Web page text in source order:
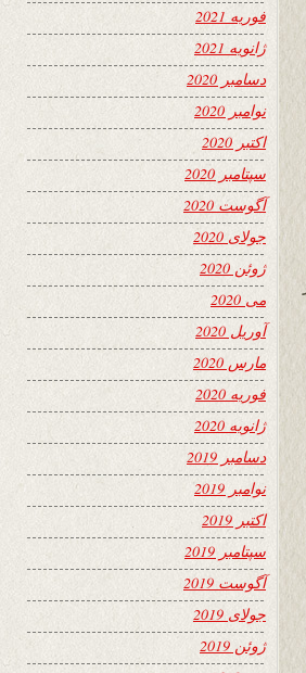
فوریه 2021
ژانویه 2021
دسامبر 2020
نوامبر 2020
اکتبر 2020
سپتامبر 2020
آگوست 2020
جولای 2020
ژوئن 2020
می 2020
آوریل 2020
مارس 2020
فوریه 2020
ژانویه 2020
دسامبر 2019
نوامبر 2019
اکتبر 2019
سپتامبر 2019
آگوست 2019
جولای 2019
ژوئن 2019